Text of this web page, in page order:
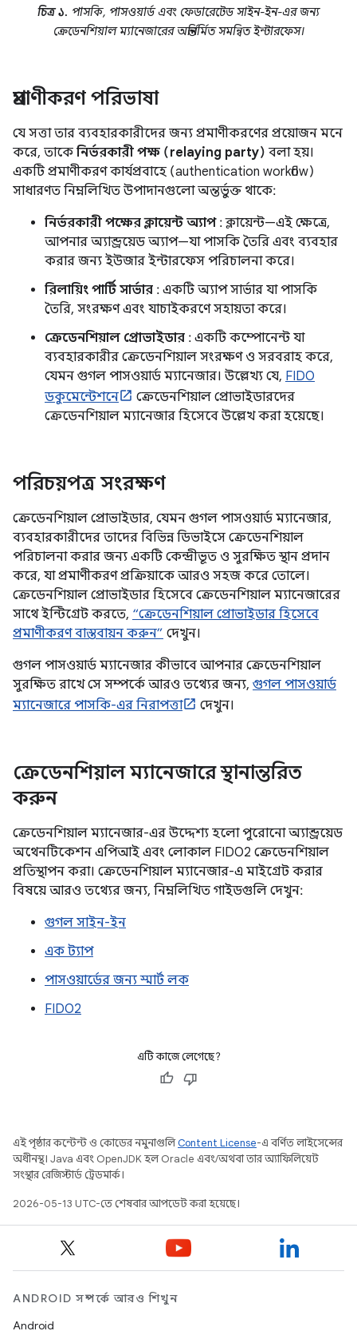
চিত্র ১. পাসকি, পাসওয়ার্ড এবং ফেডারেটেড সাইন-ইন-এর জন্য
ক্রেডেনশিয়াল ম্যানেজারের অন্তর্নির্মিত সমন্বিত ইন্টারফেস।
প্রমাণীকরণ পরিভাষা
যে সত্তা তার ব্যবহারকারীদের জন্য প্রমাণীকরণের প্রয়োজন মনে
করে, তাকে নির্ভরকারী পক্ষ (relaying party) বলা হয়।
একটি প্রমাণীকরণ কার্যপ্রবাহে (authentication workflow)
সাধারণত নিম্নলিখিত উপাদানগুলো অন্তর্ভুক্ত থাকে:
নির্ভরকারী পক্ষের ক্লায়েন্ট অ্যাপ: ক্লায়েন্ট—এই ক্ষেত্রে,
আপনার অ্যান্ড্রয়েড অ্যাপ—যা পাসকি তৈরি এবং ব্যবহার
করার জন্য ইউজার ইন্টারফেস পরিচালনা করে।
রিলায়িং পার্টি সার্ভার : একটি অ্যাপ সার্ভার যা পাসকি
তৈরি, সংরক্ষণ এবং যাচাইকরণে সহায়তা করে।
ক্রেডেনশিয়াল প্রোভাইডার : একটি কম্পোনেন্ট যা
ব্যবহারকারীর ক্রেডেনশিয়াল সংরক্ষণ ও সরবরাহ করে,
যেমন গুগল পাসওয়ার্ড ম্যানেজার। উল্লেখ্য যে, FIDO
ডকুমেন্টেশনে
ক্রেডেনশিয়াল প্রোভাইডারদের
ক্রেডেনশিয়াল ম্যানেজার হিসেবে উল্লেখ করা হয়েছে।
পরিচয়পত্র সংরক্ষণ
ক্রেডেনশিয়াল প্রোভাইডার, যেমন গুগল পাসওয়ার্ড ম্যানেজার,
ব্যবহারকারীদের তাদের বিভিন্ন ডিভাইসে ক্রেডেনশিয়াল
পরিচালনা করার জন্য একটি কেন্দ্রীভূত ও সুরক্ষিত স্থান প্রদান
করে, যা প্রমাণীকরণ প্রক্রিয়াকে আরও সহজ করে তোলে।
ক্রেডেনশিয়াল প্রোভাইডার হিসেবে ক্রেডেনশিয়াল ম্যানেজারের
সাথে ইন্টিগ্রেট করতে, “ক্রেডেনশিয়াল প্রোভাইডার হিসেবে
প্রমাণীকরণ বাস্তবায়ন করুন” দেখুন।
গুগল পাসওয়ার্ড ম্যানেজার কীভাবে আপনার ক্রেডেনশিয়াল
সুরক্ষিত রাখে সে সম্পর্কে আরও তথ্যের জন্য, গুগল পাসওয়ার্ড
ম্যানেজারে পাসকি-এর নিরাপত্তা
দেখুন।
ক্রেডেনশিয়াল ম্যানেজারে স্থানান্তরিত
করুন
ক্রেডেনশিয়াল ম্যানেজার-এর উদ্দেশ্য হলো পুরোনো অ্যান্ড্রয়েড
অথেনটিকেশন এপিআই এবং লোকাল FIDO2 ক্রেডেনশিয়াল
প্রতিস্থাপন করা। ক্রেডেনশিয়াল ম্যানেজার-এ মাইগ্রেট করার
বিষয়ে আরও তথ্যের জন্য, নিম্নলিখিত গাইডগুলি দেখুন:
গুগল সাইন-ইন
এক ট্যাপ
পাসওয়ার্ডের জন্য স্মার্ট লক
FIDO2
এটি কাজে লেগেছে?
এই পৃষ্ঠার কন্টেন্ট ও কোডের নমুনাগুলিContent License-এ বর্ণিত লাইসেন্সের
অধীনস্থ। Java এবং OpenJDK হল Oracle এবং/অথবা তার অ্যাফিলিয়েট
সংস্থার রেজিস্টার্ড ট্রেডমার্ক।
2026-05-13 UTC-তে শেষবার আপডেট করা হয়েছে।
ANDROID সম্পর্কে আরও শিখুন
Android